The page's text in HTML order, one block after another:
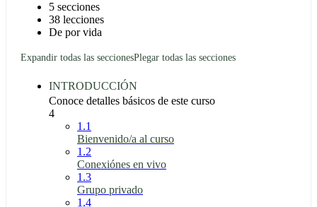
5 secciones
38 lecciones
De por vida
Expandir todas las seccionesPlegar todas las secciones
INTRODUCCIÓN
Conoce detalles básicos de este curso
4
1.1
Bienvenido/a al curso
1.2
Conexiónes en vivo
1.3
Grupo privado
1.4